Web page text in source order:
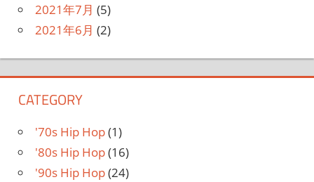
2021年7月 (5)
2021年6月 (2)
CATEGORY
'70s Hip Hop(1)
'80s Hip Hop(16)
'90s Hip Hop(24)